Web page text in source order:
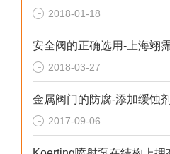
2018-01-18
2018-03-27
金属阀门的防腐-添加缓蚀剂
2017-09-06